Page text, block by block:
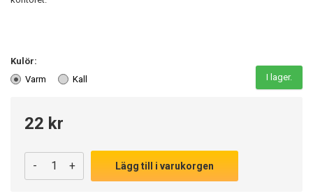
Kulör:
Varm
Kall I lager.
22 kr
- + Lägg till i varukorgen